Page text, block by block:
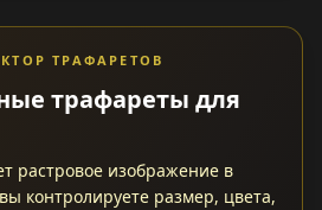
ТРАФАРЕТОВ
трафареты для
растровое изображение в
контролируете размер, цвета,